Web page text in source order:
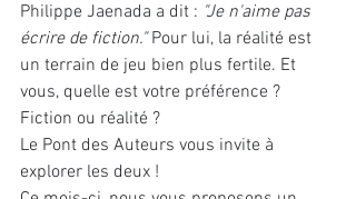
Philippe Jaenada a dit : "Je n'aime pas
écrire de fiction." Pour lui, la réalité est
un terrain de jeu bien plus fertile. Et
vous, quelle est votre préférence ?
Fiction ou réalité ?
Le Pont des Auteurs vous invite à
explorer les deux !